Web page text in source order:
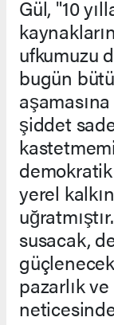
Gül, "10
ufkumuzu
bugün
şiddet
yerel
susacak,
pazarlık